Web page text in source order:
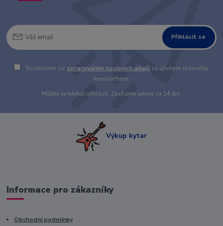
Přihlásit se
Souhlasím se zpracováním osobních údajů za účelem rozesílky
newsletteru.
Můžete se kdykoli odhlásit. Zasíláme jednou za 14 dní.
Výkup kytar
Informace pro zákazníky
Obchodní podmínky